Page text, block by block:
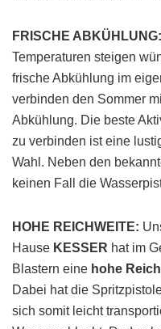
FRISCHE ABKÜHLUNG:
Temperaturen steigen
frische Abkühlung im
verbinden den Sommer
Abkühlung. Die beste
zu verbinden ist eine
Wahl. Neben den
keinen Fall die
HOHE REICHWEITE:
Hause KESSER hat im
Blastern eine hohe
Dabei hat die
sich somit leicht